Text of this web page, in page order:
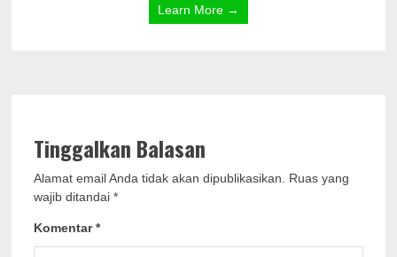
Learn More →
Tinggalkan Balasan
Alamat email Anda tidak akan dipublikasikan.
Ruas yang
wajib ditandai*
Komentar*